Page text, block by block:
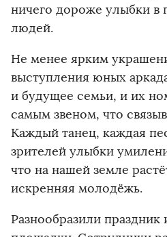
ничего дороже улыбки в
людей.
Не менее ярким
выступления юных
и будущее семьи, и их
самым звеном, что
Каждый танец, каждая
зрителей улыбки
что на нашей земле
искренняя молодёжь.
Разнообразили праздник